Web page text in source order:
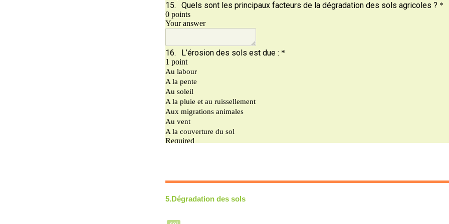
5.Dégradation des sols